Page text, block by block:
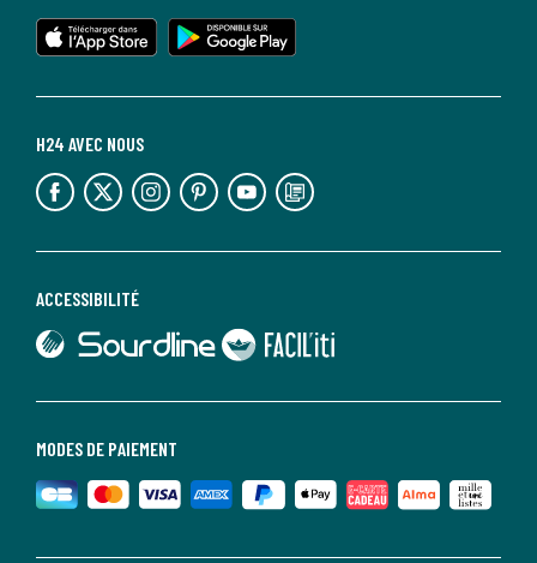
MODES DE PAIEMENT
ACCESSIBILITÉ
lien vers Sourdline
lien vers Faciliti
H24 AVEC NOUS
lien vers l'espace réseaux sociaux lien vers l'espace réseaux sociaux lien vers l'espace réseaux sociaux lien vers l'espace réseaux sociaux lien vers l'espace réseaux sociaux lien vers le blog la redoute
lien vers l'app store
lien vers google play